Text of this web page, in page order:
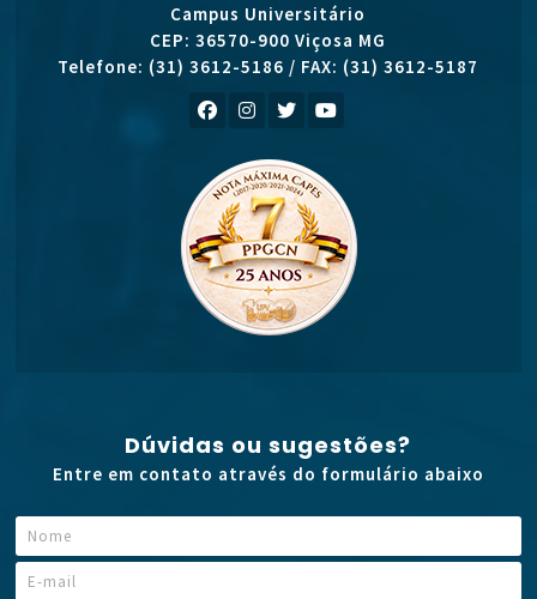
Campus Universitário
CEP: 36570-900 Viçosa MG
Telefone: (31) 3612-5186 / FAX: (31) 3612-5187
Dúvidas ou sugestões?
Entre em contato através do formulário abaixo
N
o
m
E